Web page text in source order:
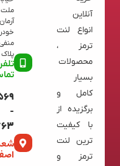
آنلاین
انواع لنت
ترمز ،
محصولات
بسیار
کامل و
برگزیده از
با کیفیت
ترین لنت
ترمز و
ملت
آرمان
پلاک
-